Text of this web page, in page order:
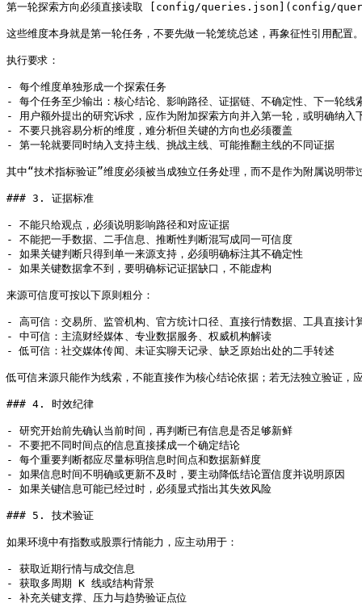
第一轮探索方向必须直接读取 [config/queries.json](config/
这些维度本身就是第一轮任务，不要先做一轮笼统总述，再象征性引用配置
执行要求：
- 每个维度单独形成一个探索任务
- 每个任务至少输出：核心结论、影响路径、证据链、不确定性、下一轮线
- 用户额外提出的研究诉求，应作为附加探索方向并入第一轮，或明确纳入
- 不要只挑容易分析的维度，难分析但关键的方向也必须覆盖
- 第一轮就要同时纳入支持主线、挑战主线、可能推翻主线的不同证据
其中“技术指标验证”维度必须被当成独立任务处理，而不是作为附属说明带
### 3. 证据标准
- 不能只给观点，必须说明影响路径和对应证据
- 不能把一手数据、二手信息、推断性判断混写成同一可信度
- 如果关键判断只得到单一来源支持，必须明确标注其不确定性
- 如果关键数据拿不到，要明确标记证据缺口，不能虚构
来源可信度可按以下原则粗分：
- 高可信：交易所、监管机构、官方统计口径、直接行情数据、工具直接计
- 中可信：主流财经媒体、专业数据服务、权威机构解读
- 低可信：社交媒体传闻、未证实聊天记录、缺乏原始出处的二手转述
低可信来源只能作为线索，不能直接作为核心结论依据；若无法独立验证，
### 4. 时效纪律
- 研究开始前先确认当前时间，再判断已有信息是否足够新鲜
- 不要把不同时间点的信息直接揉成一个确定结论
- 每个重要判断都应尽量标明信息时间点和数据新鲜度
- 如果信息时间不明确或更新不及时，要主动降低结论置信度并说明原因
- 如果关键信息可能已经过时，必须显式指出其失效风险
### 5. 技术验证
如果环境中有指数或股票行情能力，应主动用于：
- 获取近期行情与成交信息
- 获取多周期 K 线或结构背景
- 补充关键支撑、压力与趋势验证点位